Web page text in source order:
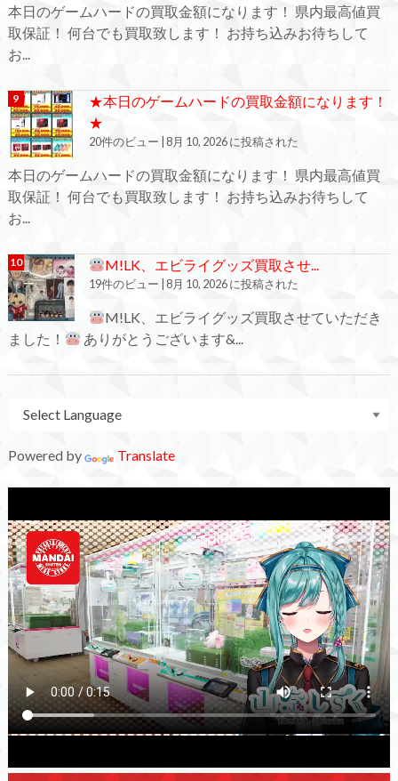
本日のゲームハードの買取金額になります！ 県内最高値買
取保証！ 何台でも買取致します！ お持ち込みお待ちして
お...
★本日のゲームハードの買取金額になります！
★
20件のビュー 8月 10, 2026 に投稿された
本日のゲームハードの買取金額になります！ 県内最高値買
取保証！ 何台でも買取致します！ お持ち込みお待ちして
お...
M!LK、エビライグッズ買取させ...
19件のビュー 8月 10, 2026 に投稿された
M!LK、エビライグッズ買取させていただき
ました！
ありがとうございます&...
Powered by Translate